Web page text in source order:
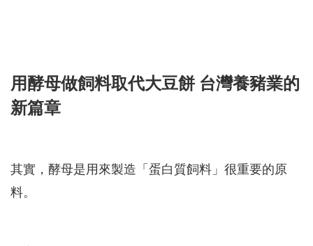
用酵母做飼料取代大豆餅 台灣養豬業的
新篇章
其實，酵母是用來製造「蛋白質飼料」很重要的原
料。